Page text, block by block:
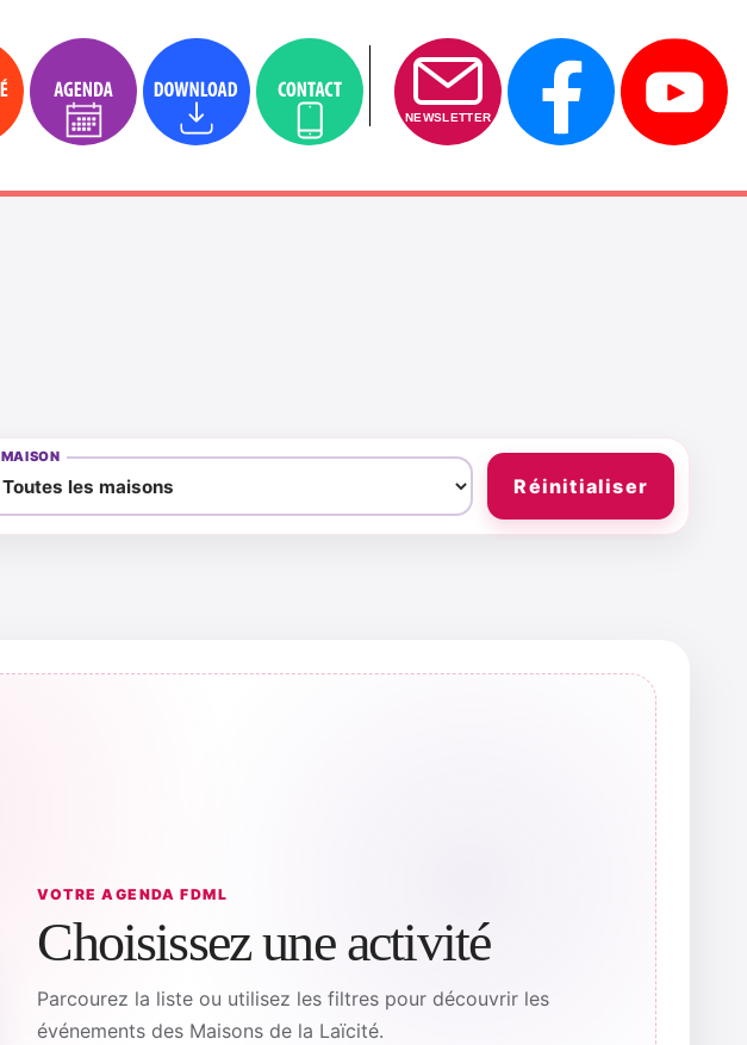
NEWSLETTER
MAISON
Réinitialiser
VOTRE AGENDA FDML
Choisissez une activité
Parcourez la liste ou utilisez les filtres pour découvrir les
événements des Maisons de la Laïcité.